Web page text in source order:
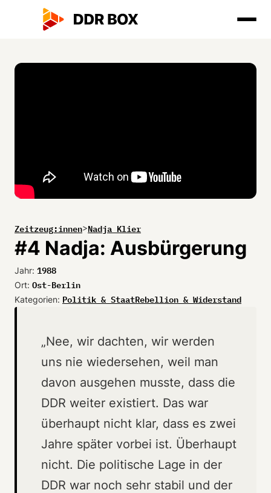
Zeitzeug:innen>Nadja Klier
#4 Nadja: Ausbürgerung
Jahr: 1988
Ort: Ost-Berlin
Kategorien: Politik & StaatRebellion & Widerstand
„Nee, wir dachten, wir werden
uns nie wiedersehen, weil man
davon ausgehen musste, dass die
DDR weiter existiert. Das war
überhaupt nicht klar, dass es zwei
Jahre später vorbei ist. Überhaupt
nicht. Die politische Lage in der
DDR war noch sehr stabil und der